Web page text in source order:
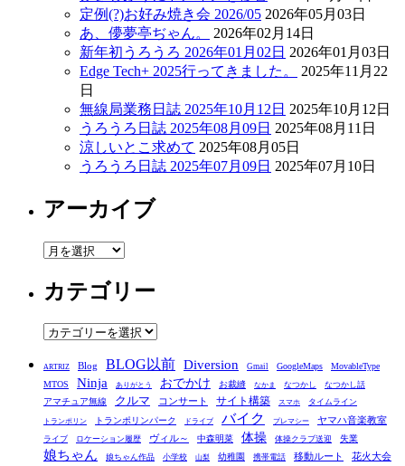
定例(?)お好み焼き会 2026/05 2026年05月03日
あ、儚夢亭ぢゃん。
2026年02月14日
新年初うろうろ 2026年01月02日 2026年01月03日
Edge Tech+ 2025行ってきました。
2025年11月22
日
無線局業務日誌 2025年10月12日 2025年10月12日
うろうろ日誌 2025年08月09日 2025年08月11日
涼しいとこ求めて 2025年08月05日
うろうろ日誌 2025年07月09日 2025年07月10日
アーカイブ
ア
カ
イ
ブ
カテゴリー
カ
ゴ
リ
ー
ARTRIZ Blog BLOG以前 Diversion Gmail GoogleMaps
MovableType
MTOS
Ninja ありがとう おでかけ お裁縫 なかま なつかし なつかし話
アマチュア無線 クルマ コンサート サイト構築 スマホ タイムライン
トランポリン トランポリンパーク ドライブ バイク プレマシー ヤマハ音楽教室
ライブ ロケーション履歴 ヴィル～ 中森明菜 体操 体操クラブ送迎 失業
娘ちゃん 娘ちゃん作品 小学校 山梨 幼稚園 携帯電話 移動ルート 花火大会